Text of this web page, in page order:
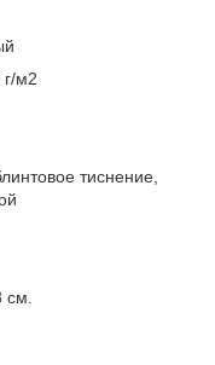
г/м2
тиснение,
см.